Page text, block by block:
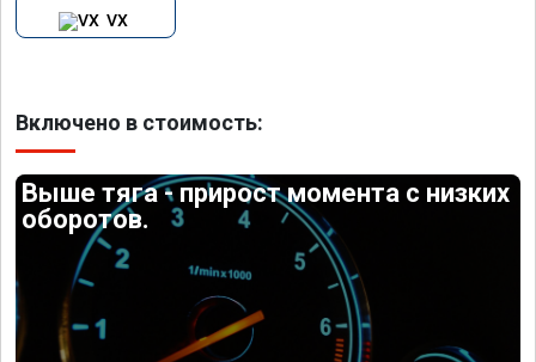
VX
Включено в стоимость:
Выше тяга - прирост момента с низких
оборотов.